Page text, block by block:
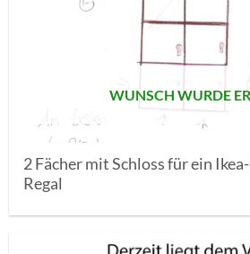
WUNSCH WURDE
2 Fächer mit Schloss für ein
Regal